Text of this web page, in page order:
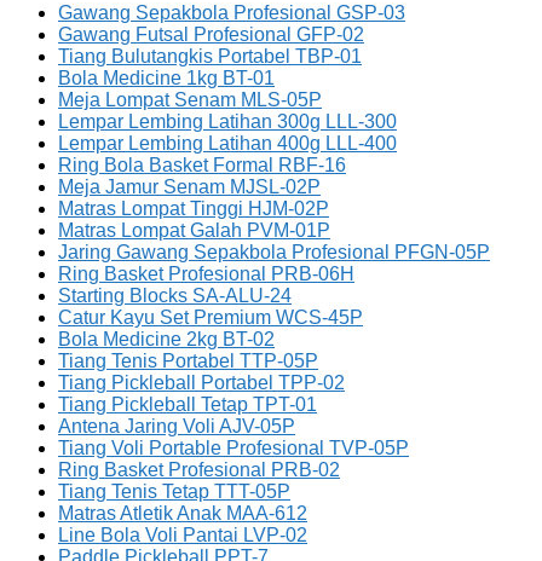
Gawang Sepakbola Profesional GSP-03
Gawang Futsal Profesional GFP-02
Tiang Bulutangkis Portabel TBP-01
Bola Medicine 1kg BT-01
Meja Lompat Senam MLS-05P
Lempar Lembing Latihan 300g LLL-300
Lempar Lembing Latihan 400g LLL-400
Ring Bola Basket Formal RBF-16
Meja Jamur Senam MJSL-02P
Matras Lompat Tinggi HJM-02P
Matras Lompat Galah PVM-01P
Jaring Gawang Sepakbola Profesional PFGN-05P
Ring Basket Profesional PRB-06H
Starting Blocks SA-ALU-24
Catur Kayu Set Premium WCS-45P
Bola Medicine 2kg BT-02
Tiang Tenis Portabel TTP-05P
Tiang Pickleball Portabel TPP-02
Tiang Pickleball Tetap TPT-01
Antena Jaring Voli AJV-05P
Tiang Voli Portable Profesional TVP-05P
Ring Basket Profesional PRB-02
Tiang Tenis Tetap TTT-05P
Matras Atletik Anak MAA-612
Line Bola Voli Pantai LVP-02
Paddle Pickleball PPT-7